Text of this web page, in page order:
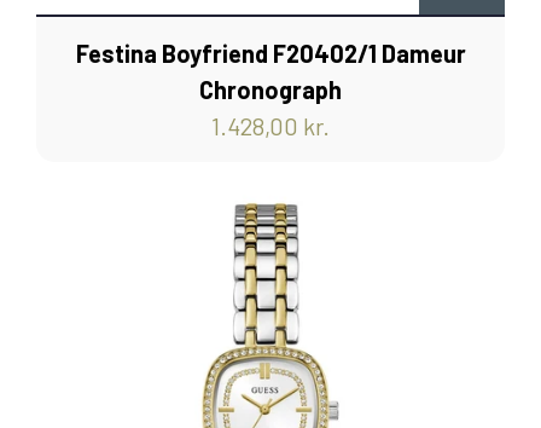
Festina Boyfriend F20402/1 Dameur
Chronograph
1.428,00 kr.